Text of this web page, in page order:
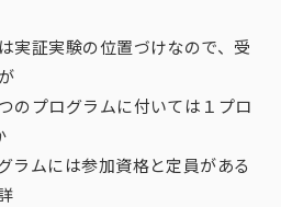
実証実験の位置づけなので、受
のプログラムに付いては１プロ
ラムには参加資格と定員がある